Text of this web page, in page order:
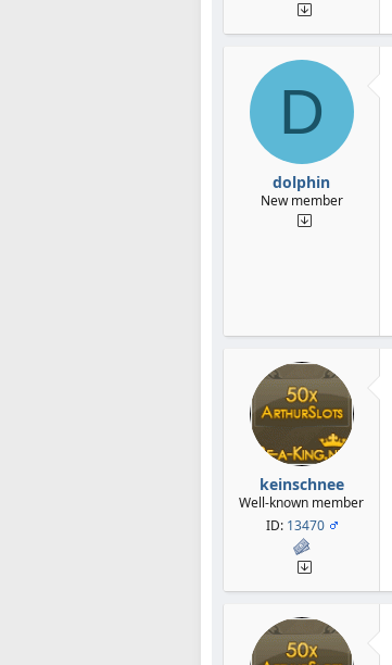
D
dolphin
New member
keinschnee
Well-known member
ID: 13470